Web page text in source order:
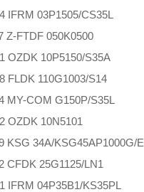
IFRM 03P1505/CS35L
Z-FTDF 050K0500
OZDK 10P5150/S35A
FLDK 110G1003/S14
MY-COM G150P/S35L
OZDK 10N5101
KSG 34A/KSG45AP1000G/E
CFDK 25G1125/LN1
IFRM 04P35B1/KS35PL